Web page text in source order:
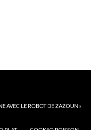
AVEC LE ROBOT DE ZAZOUN »